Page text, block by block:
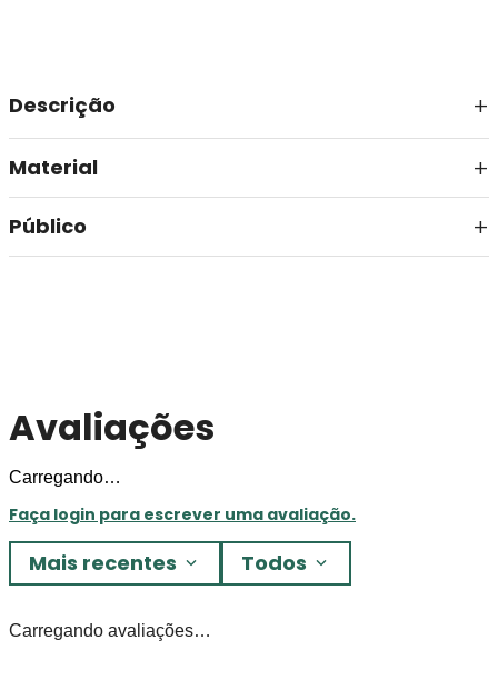
Descrição
Material
Público
Avaliações
Carregando…
Faça login para escrever uma avaliação.
Mais recentes Todos
Carregando avaliações…